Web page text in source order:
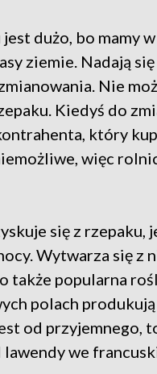
dużo, bo mamy w
ziemie. Nadają
Nie
Kiedyś do
który
więc
się z
Wytwarza się z
także popularna
polach
od przyjemnego,
we